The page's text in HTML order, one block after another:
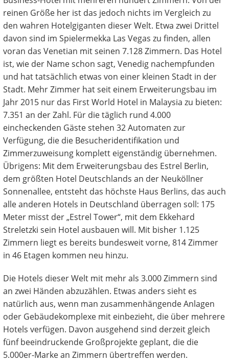
reinen Größe her ist das jedoch nichts im Vergleich zu
den wahren Hotelgiganten dieser Welt. Etwa zwei Drittel
davon sind im Spielermekka Las Vegas zu finden, allen
voran das Venetian mit seinen 7.128 Zimmern. Das Hotel
ist, wie der Name schon sagt, Venedig nachempfunden
und hat tatsächlich etwas von einer kleinen Stadt in der
Stadt. Mehr Zimmer hat seit einem Erweiterungsbau im
Jahr 2015 nur das First World Hotel in Malaysia zu bieten:
7.351 an der Zahl. Für die täglich rund 4.000
eincheckenden Gäste stehen 32 Automaten zur
Verfügung, die die Besucheridentifikation und
Zimmerzuweisung komplett eigenständig übernehmen.
Übrigens: Mit dem Erweiterungsbau des Estrel Berlin,
dem größten Hotel Deutschlands an der Neuköllner
Sonnenallee, entsteht das höchste Haus Berlins, das auch
alle anderen Hotels in Deutschland überragen soll: 175
Meter misst der „Estrel Tower“, mit dem Ekkehard
Streletzki sein Hotel ausbauen will. Mit bisher 1.125
Zimmern liegt es bereits bundesweit vorne, 814 Zimmer
in 46 Etagen kommen neu hinzu.
Die Hotels dieser Welt mit mehr als 3.000 Zimmern sind
an zwei Händen abzuzählen. Etwas anders sieht es
natürlich aus, wenn man zusammenhängende Anlagen
oder Gebäudekomplexe mit einbezieht, die über mehrere
Hotels verfügen. Davon ausgehend sind derzeit gleich
fünf beeindruckende Großprojekte geplant, die die
5.000er-Marke an Zimmern übertreffen werden.